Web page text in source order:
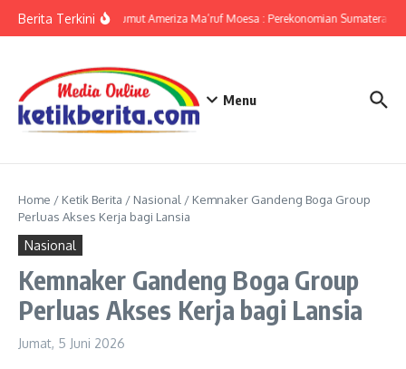
Berita TerkiniKPwBI Sumut Ameriza Ma’ruf Moesa : Perekonomian Sumatera
Menu
Home / Ketik Berita / Nasional / Kemnaker Gandeng Boga Group
Perluas Akses Kerja bagi Lansia
Nasional
Kemnaker Gandeng Boga Group
Perluas Akses Kerja bagi Lansia
Jumat, 5 Juni 2026